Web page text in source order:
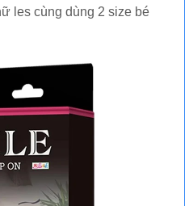
les cùng dùng 2 size bé